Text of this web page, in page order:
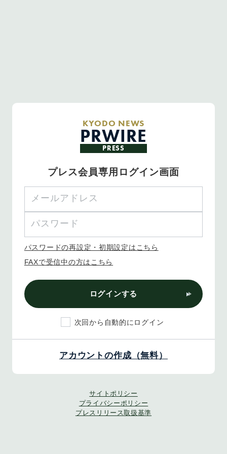
KYODO NEWS
PRWIRE
PRESS
プレス会員専用ログイン画面
パスワードの再設定・初期設定はこちら
FAXで受信中の方はこちら
ログインする
次回から自動的にログイン
アカウントの作成（無料）
サイトポリシー
プライバシーポリシー
プレスリリース取扱基準